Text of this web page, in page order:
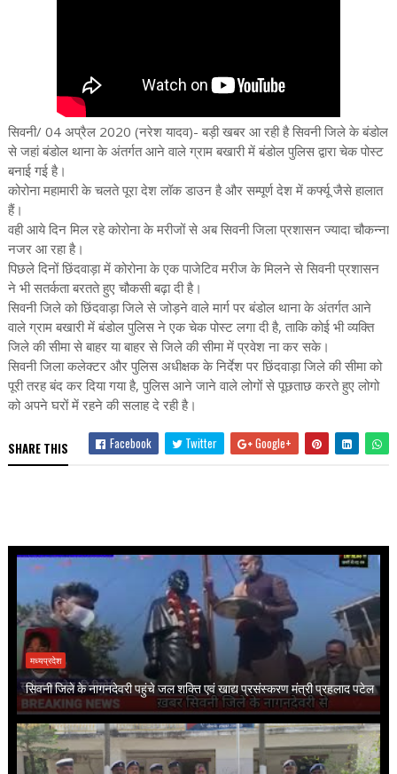
सिवनी/ 04 अप्रैल 2020 (नरेश यादव)- बड़ी खबर आ रही है सिवनी जिले के बंडोल
से जहां बंडोल थाना के अंतर्गत आने वाले ग्राम बखारी में बंडोल पुलिस द्वारा चेक पोस्ट
बनाई गई है।
कोरोना महामारी के चलते पूरा देश लॉक डाउन है और सम्पूर्ण देश में कर्फ्यू जैसे हालात
हैं।
वही आये दिन मिल रहे कोरोना के मरीजों से अब सिवनी जिला प्रशासन ज्यादा चौकन्ना
नजर आ रहा है।
पिछले दिनों छिंदवाड़ा में कोरोना के एक पाजेटिव मरीज के मिलने से सिवनी प्रशासन
ने भी सतर्कता बरतते हुए चौकसी बढ़ा दी है।
सिवनी जिले को छिंदवाड़ा जिले से जोड़ने वाले मार्ग पर बंडोल थाना के अंतर्गत आने
वाले ग्राम बखारी में बंडोल पुलिस ने एक चेक पोस्ट लगा दी है, ताकि कोई भी व्यक्ति
जिले की सीमा से बाहर या बाहर से जिले की सीमा में प्रवेश ना कर सके।
सिवनी जिला कलेक्टर और पुलिस अधीक्षक के निर्देश पर छिंदवाड़ा जिले की सीमा को
पूरी तरह बंद कर दिया गया है, पुलिस आने जाने वाले लोगों से पूछताछ करते हुए लोगो
को अपने घरों में रहने की सलाह दे रही है।
SHARE THIS Facebook Twitter Google+
मध्यप्रदेश
सिवनी जिले के नागनदेवरी पहुंचे जल शक्ति एवं खाद्य प्रसंस्करण मंत्री प्रहलाद पटेल